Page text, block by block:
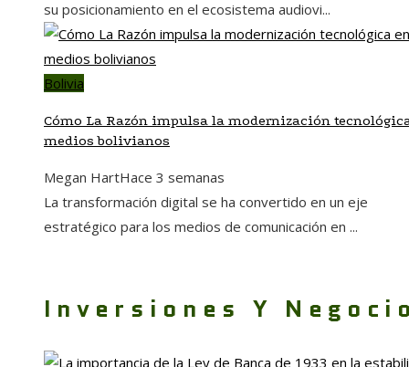
su posicionamiento en el ecosistema audiovi...
Bolivia
Cómo La Razón impulsa la modernización
medios bolivianos
Megan HartHace 3 semanas
La transformación digital se ha convertido en un eje
estratégico para los medios de comunicación en ...
Inversiones Y